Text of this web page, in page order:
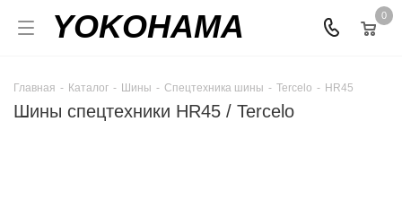
YOKOHAMA 0
Главная - Каталог - Шины - Спецтехника шины - Tercelo - HR45
Шины спецтехники HR45 / Tercelo